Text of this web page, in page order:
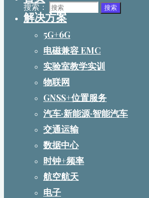
搜索： 搜索
解决方案
5G+6G
电磁兼容 EMC
实验室教学实训
物联网
GNSS+位置服务
汽车·新能源·智能汽车
交通运输
数据中心
时钟+频率
航空航天
电子